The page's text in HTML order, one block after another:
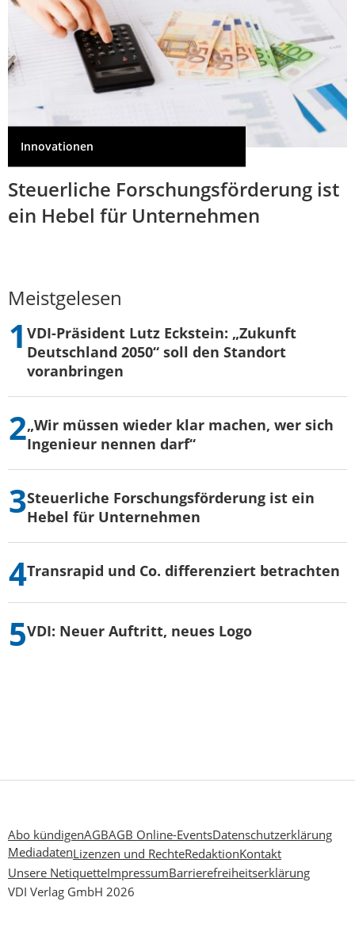
Innovationen
Steuerliche Forschungsförderung ist
ein Hebel für Unternehmen
Meistgelesen
VDI-Präsident Lutz Eckstein: „Zukunft
Deutschland 2050“ soll den Standort
voranbringen
„Wir müssen wieder klar machen, wer sich
Ingenieur nennen darf“
Steuerliche Forschungsförderung ist ein
Hebel für Unternehmen
Transrapid und Co. differenziert betrachten
VDI: Neuer Auftritt, neues Logo
Abo kündigenAGBAGB Online-EventsDatenschutzerklärung
MediadatenLizenzen und RechteRedaktionKontakt
Unsere NetiquetteImpressumBarrierefreiheitserklärung
VDI Verlag GmbH 2026